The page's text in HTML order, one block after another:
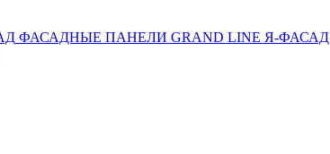
ФАСАДНЫЕ ПАНЕЛИ GRAND LINE Я-ФАСАД